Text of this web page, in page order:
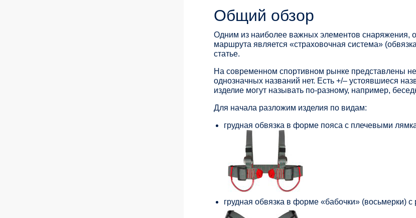
Общий обзор
Одним из наиболее важных элементов снаряжения,
маршрута является «страховочная система»
статье.
На современном спортивном рынке представлены
однозначных названий нет. Есть +/– устоявшиеся
изделие могут называть по-разному, например,
Для начала разложим изделия по видам:
грудная обвязка в форме пояса с плечевыми
грудная обвязка в форме «бабочки» (восьмерки)